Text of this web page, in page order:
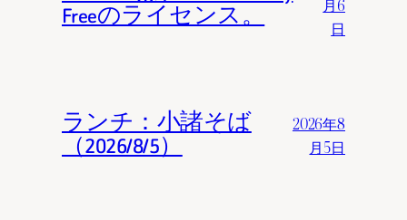
Freeのライセンス。
日
ランチ：小諸そば
（2026/8/5）
2026年8
月5日